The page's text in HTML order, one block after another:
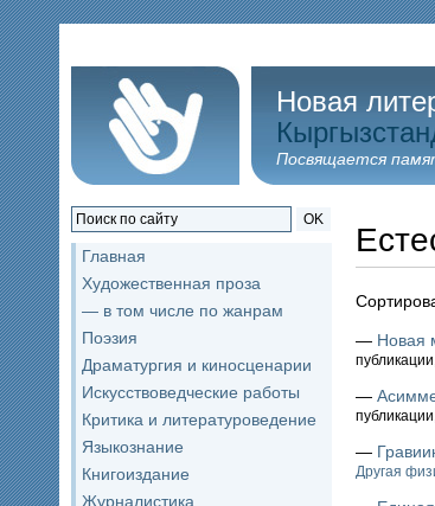
Новая
Посвящается
OK
Главная
Художественная проза
— в том числе по жанрам
Поэзия
Драматургия и киносценарии
Искусствоведческие работы
Критика и литературоведение
Языкознание
Книгоиздание
Журналистика
— Новая
—
—
Другая